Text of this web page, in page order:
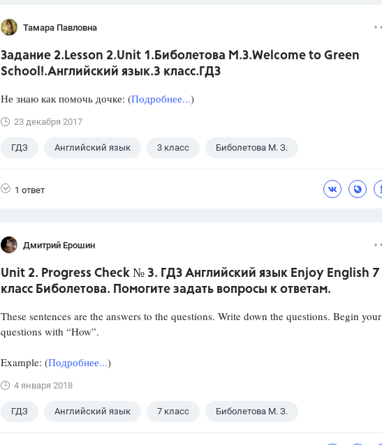
Тамара Павловна
Задание 2.Lesson 2.Unit 1.Биболетова М.З.Welcome to Green
School!.Английский язык.3 класс.ГДЗ
Не знаю как помочь дочке: (Подробнее...)
23 декабря 2017
ГДЗ Английский язык 3 класс Биболетова М. З.
1 ответ
Дмитрий Ерошин
Unit 2. Progress Check № 3. ГДЗ Английский язык Enjoy English 7
класс Биболетова. Помогите задать вопросы к ответам.
These sentences are the answers to the questions. Write down the questions. Begin your
questions with “How”.
Example: (Подробнее...)
4 января 2018
ГДЗ Английский язык 7 класс Биболетова М. З.